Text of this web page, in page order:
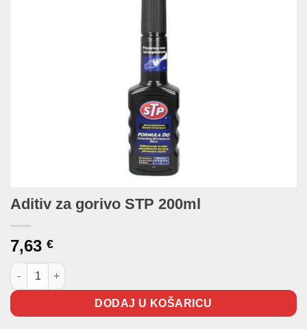
Aditiv za gorivo STP 200ml
7,63 €
Aditiv za gorivo STP 200ml količina
DODAJ U KOŠARICU